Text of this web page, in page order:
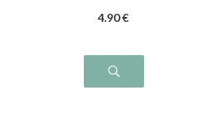
4.90 €